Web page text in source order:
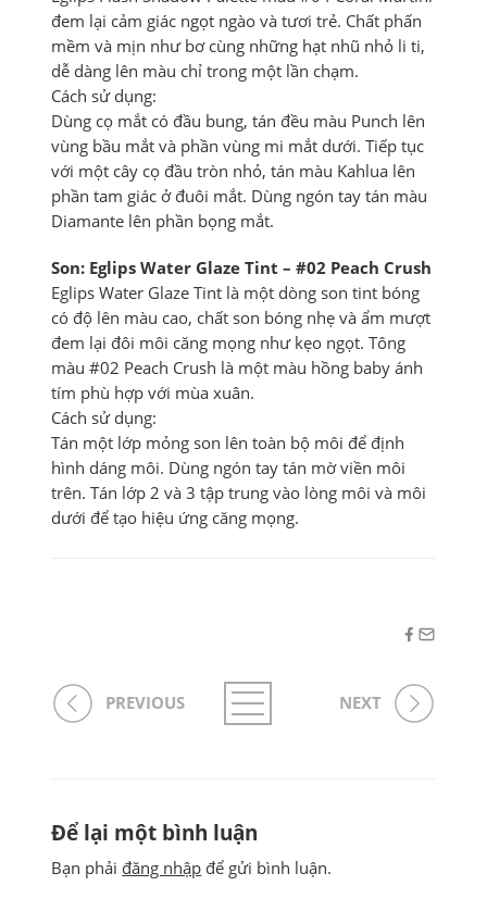
đem lại cảm giác ngọt ngào và tươi trẻ. Chất phấn
mềm và mịn như bơ cùng những hạt nhũ nhỏ li ti,
dễ dàng lên màu chỉ trong một lần chạm.
Cách sử dụng:
Dùng cọ mắt có đầu bung, tán đều màu Punch lên
vùng bầu mắt và phần vùng mi mắt dưới. Tiếp tục
với một cây cọ đầu tròn nhỏ, tán màu Kahlua lên
phần tam giác ở đuôi mắt. Dùng ngón tay tán màu
Diamante lên phần bọng mắt.
Son: Eglips Water Glaze Tint – #02 Peach Crush
Eglips Water Glaze Tint là một dòng son tint bóng
có độ lên màu cao, chất son bóng nhẹ và ẩm mượt
đem lại đôi môi căng mọng như kẹo ngọt. Tông
màu #02 Peach Crush là một màu hồng baby ánh
tím phù hợp với mùa xuân.
Cách sử dụng:
Tán một lớp mỏng son lên toàn bộ môi để định
hình dáng môi. Dùng ngón tay tán mờ viền môi
trên. Tán lớp 2 và 3 tập trung vào lòng môi và môi
dưới để tạo hiệu ứng căng mọng.
PREVIOUS NEXT
Để lại một bình luận
Bạn phải đăng nhập để gửi bình luận.